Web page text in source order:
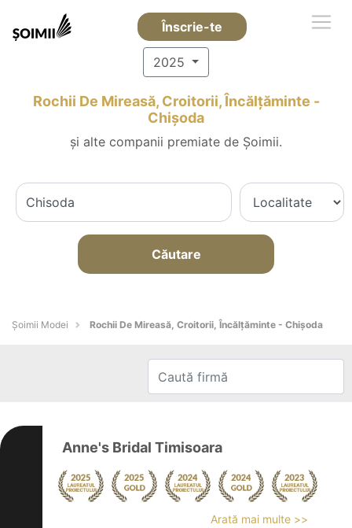
Înscrie-te
2025
Rochii De Mireasă, Croitorii, Încălțăminte -
Chişoda
și alte companii premiate de Șoimii.
Căutare
Șoimii Modei Rochii De Mireasă, Croitorii, Încălțăminte - Chişoda
Anne's Bridal Timisoara
Arată mai multe >>